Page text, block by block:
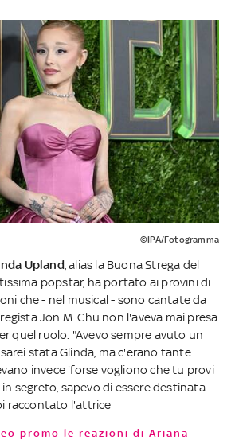
©IPA/Fotogramma
Upland, alias la Buona Strega del
popstar, ha portato ai provini di
che - nel musical - sono cantate da
Jon M. Chu non l'aveva mai presa
quel ruolo. "Avevo sempre avuto un
stata Glinda, ma c'erano tante
invece 'forse vogliono che tu provi
segreto, sapevo di essere destinata
raccontato l'attrice